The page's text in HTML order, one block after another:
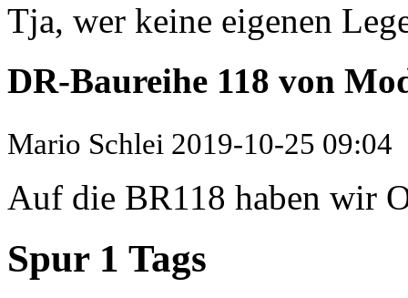
Tja, wer keine eigenen
DR-Baureihe 118 von
Mario Schlei 2019-10-25 09:04
Auf die BR118 haben wir
Spur 1 Tags